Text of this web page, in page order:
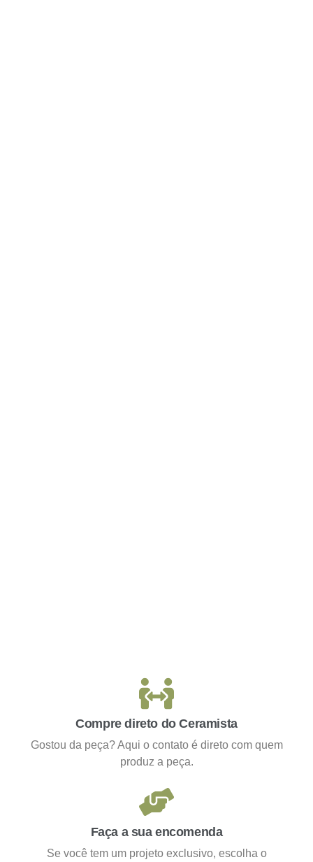
Compre direto do Ceramista
Gostou da peça? Aqui o contato é direto com quem
produz a peça.
Faça a sua encomenda
Se você tem um projeto exclusivo, escolha o